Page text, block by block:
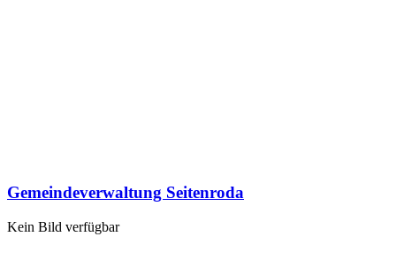
Gemeindeverwaltung Seitenroda
Kein Bild verfügbar